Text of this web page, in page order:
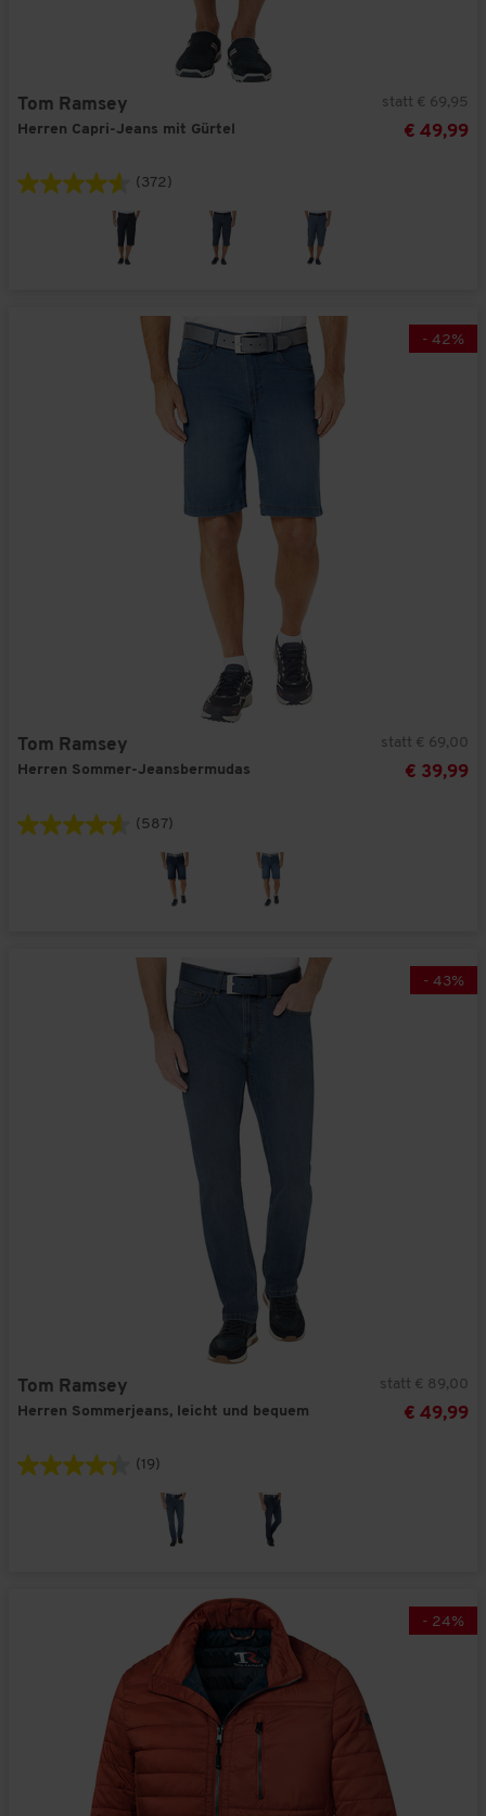
Tom Ramsey
Herren Capri-Jeans mit Gürtel
statt € 69,95
€ 49,99
(372)
- 42%
Tom Ramsey
Herren Sommer-Jeansbermudas
statt € 69,00
€ 39,99
(587)
- 43%
Tom Ramsey
Herren Sommerjeans, leicht und bequem
statt € 89,00
€ 49,99
(19)
- 24%